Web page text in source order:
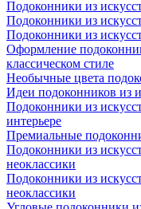
Подоконники из
Подоконники из
Подоконники из
Оформление
классическом стиле
Необычные цвета
Идеи подоконников из
Подоконники из
интерьере
Премиальные
Подоконники из
неоклассики
Подоконники из
неоклассики